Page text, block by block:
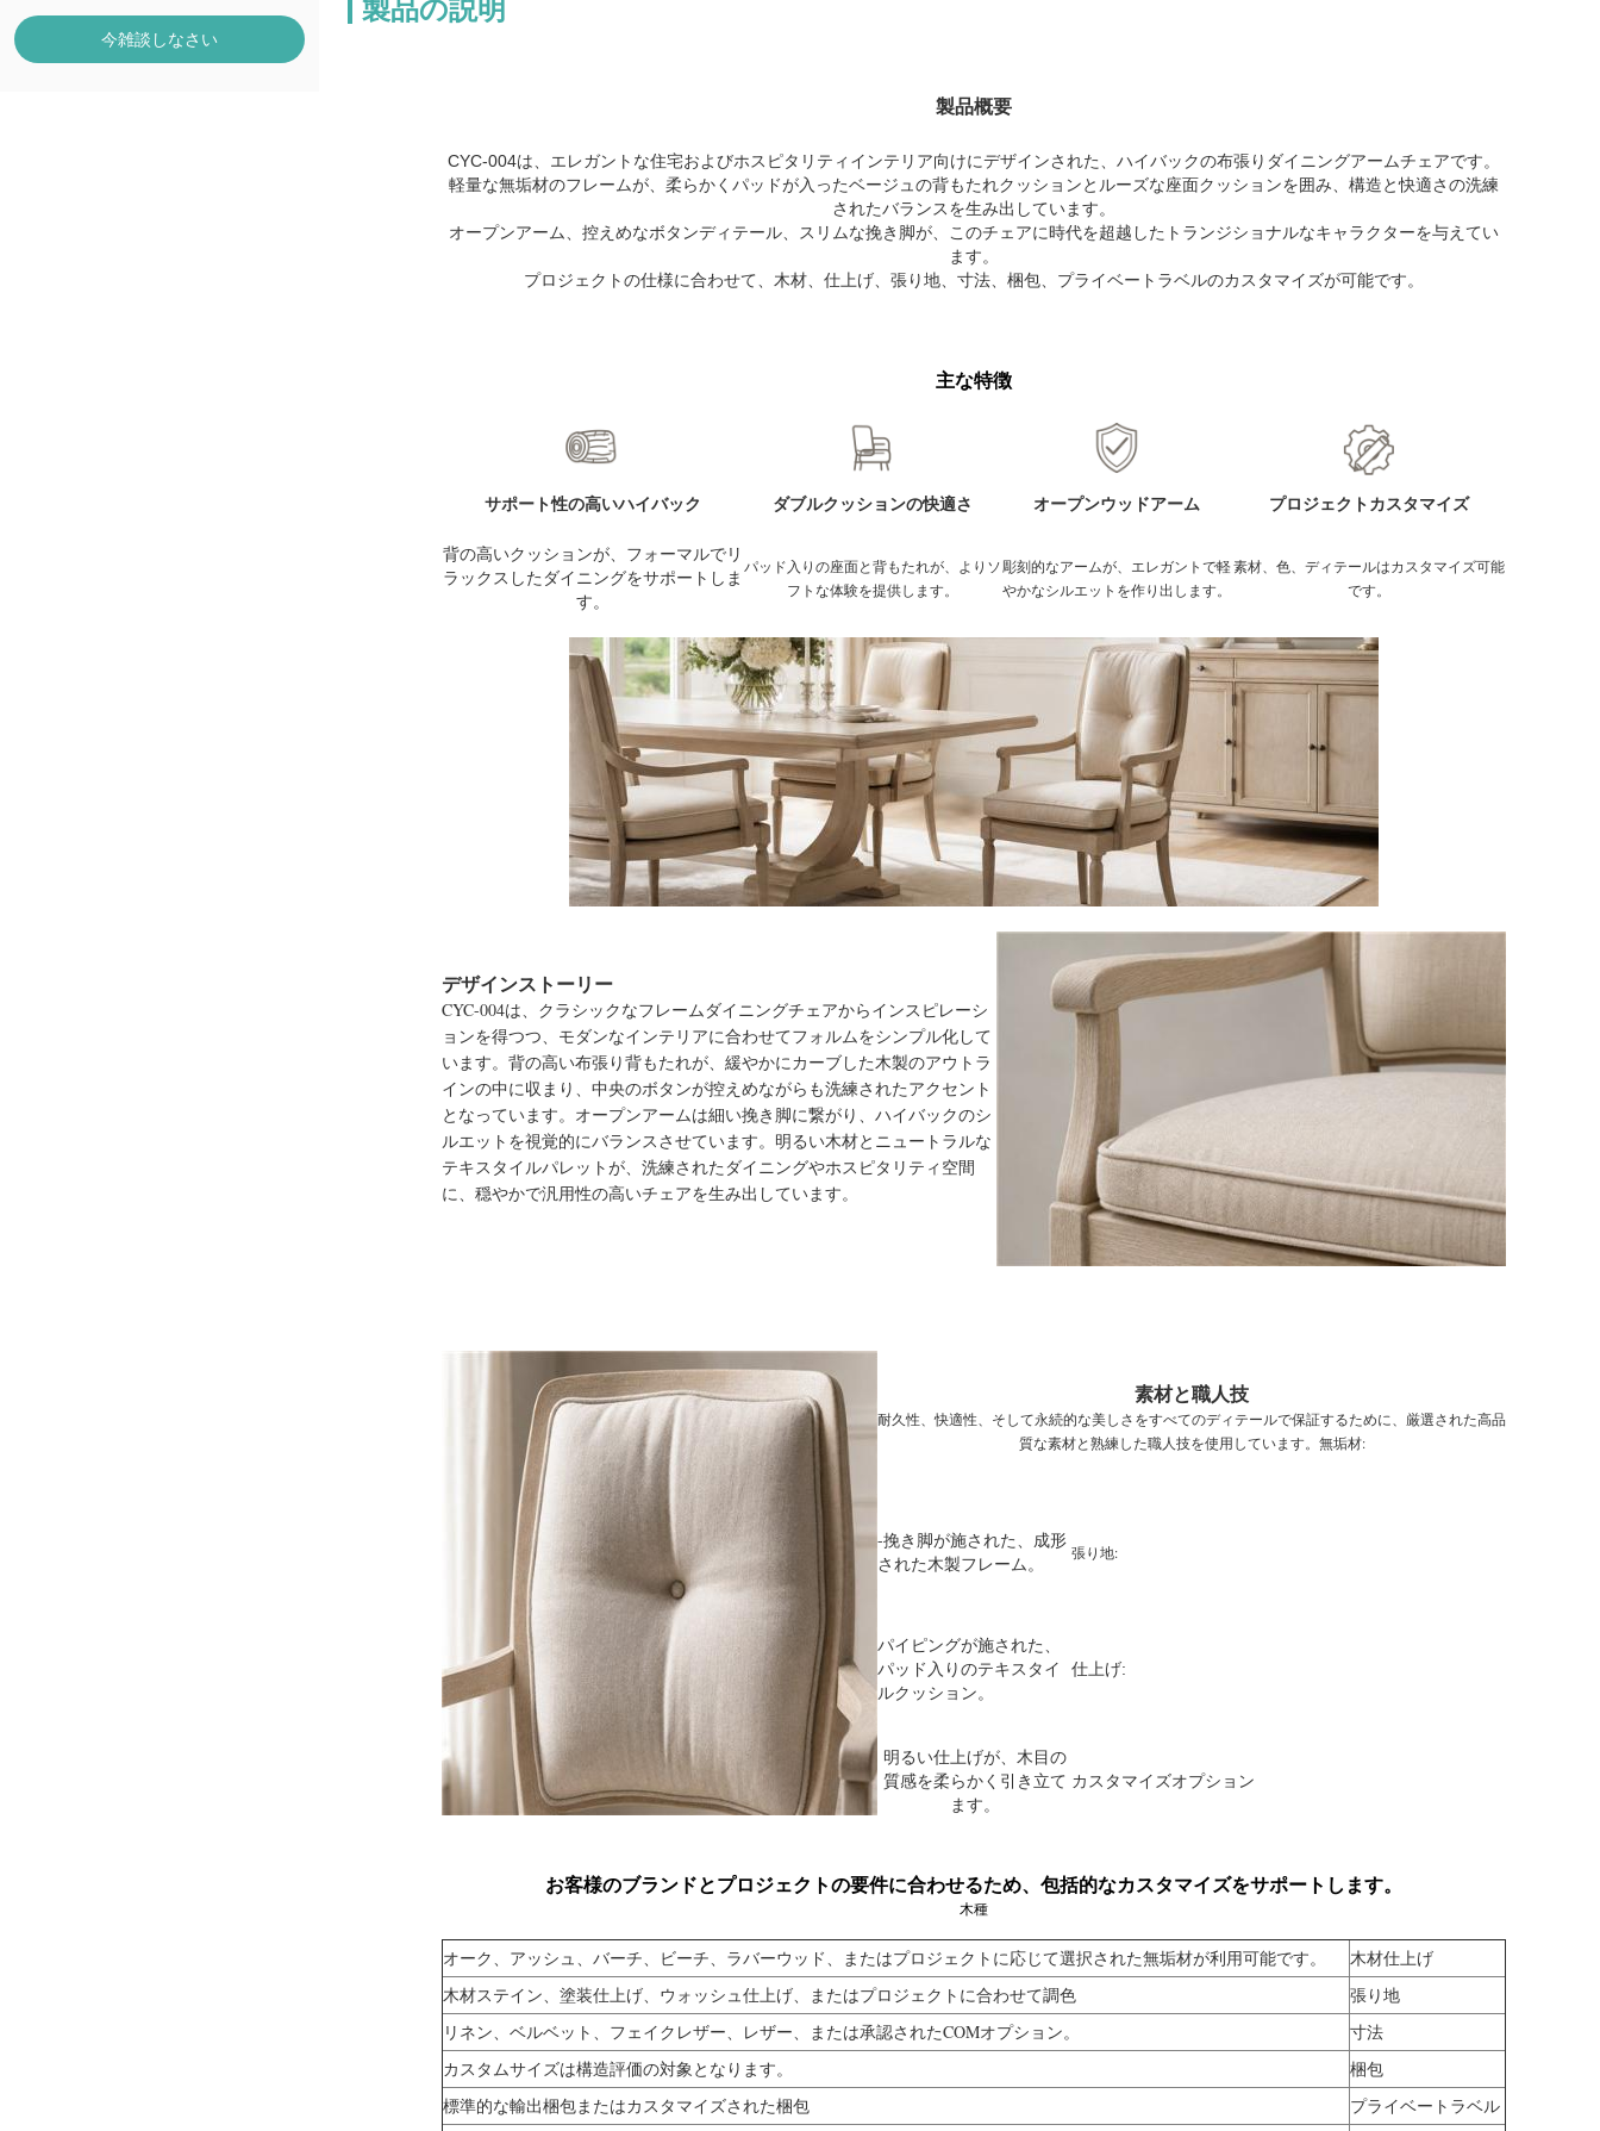
今雑談しなさい
製品の説明
製品概要
CYC-004は、エレガントな住宅およびホスピタリティインテリア向けにデザインされた、ハイバックの布張りダイニングアームチェアです。
軽量な無垢材のフレームが、柔らかくパッドが入ったベージュの背もたれクッションとルーズな座面クッションを囲み、構造と快適さの洗練
されたバランスを生み出しています。
オープンアーム、控えめなボタンディテール、スリムな挽き脚が、このチェアに時代を超越したトランジショナルなキャラクターを与えてい
ます。
プロジェクトの仕様に合わせて、木材、仕上げ、張り地、寸法、梱包、プライベートラベルのカスタマイズが可能です。
主な特徴
サポート性の高いハイバック ダブルクッションの快適さ オープンウッドアーム プロジェクトカスタマイズ
背の高いクッションが、フォーマルでリ
ラックスしたダイニングをサポートしま
す。
パッド入りの座面と背もたれが、よりソ
フトな体験を提供します。
彫刻的なアームが、エレガントで軽
やかなシルエットを作り出します。
素材、色、ディテールはカスタマイズ可能
です。
デザインストーリー
CYC-004は、クラシックなフレームダイニングチェアからインスピレーシ
ョンを得つつ、モダンなインテリアに合わせてフォルムをシンプル化して
います。背の高い布張り背もたれが、緩やかにカーブした木製のアウトラ
インの中に収まり、中央のボタンが控えめながらも洗練されたアクセント
となっています。オープンアームは細い挽き脚に繋がり、ハイバックのシ
ルエットを視覚的にバランスさせています。明るい木材とニュートラルな
テキスタイルパレットが、洗練されたダイニングやホスピタリティ空間
に、穏やかで汎用性の高いチェアを生み出しています。
素材と職人技
耐久性、快適性、そして永続的な美しさをすべてのディテールで保証するために、厳選された高品
質な素材と熟練した職人技を使用しています。 無垢材:
-挽き脚が施された、成形
された木製フレーム。
張り地:
パイピングが施された、
パッド入りのテキスタイ
ルクッション。
仕上げ:
明るい仕上げが、木目の
質感を柔らかく引き立て
ます。
カスタマイズオプション
お客様のブランドとプロジェクトの要件に合わせるため、包括的なカスタマイズをサポートします。
木種
オーク、アッシュ、バーチ、ビーチ、ラバーウッド、またはプロジェクトに応じて選択された無垢材が利用可能です。
木材仕上げ
木材ステイン、塗装仕上げ、ウォッシュ仕上げ、またはプロジェクトに合わせて調色
張り地
リネン、ベルベット、フェイクレザー、レザー、または承認されたCOMオプション。
寸法
カスタムサイズは構造評価の対象となります。
梱包
標準的な輸出梱包またはカスタマイズされた梱包
プライベートラベル